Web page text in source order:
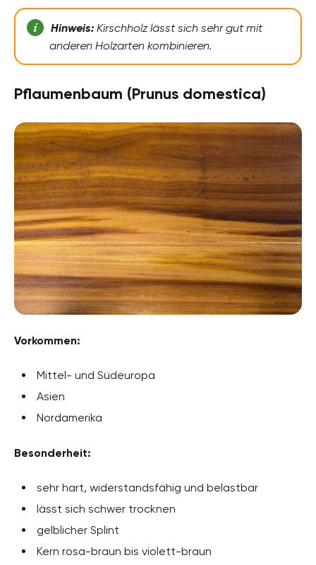
Hinweis:Kirschholz lässt sich sehr gut mit
anderen Holzarten kombinieren.
Pflaumenbaum (Prunus domestica)
Vorkommen:
Mittel- und Südeuropa
Asien
Nordamerika
Besonderheit:
sehr hart, widerstandsfähig und belastbar
lässt sich schwer trocknen
gelblicher Splint
Kern rosa-braun bis violett-braun